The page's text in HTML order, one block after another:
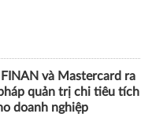
và Mastercard ra
quản trị chi tiêu tích
doanh nghiệp